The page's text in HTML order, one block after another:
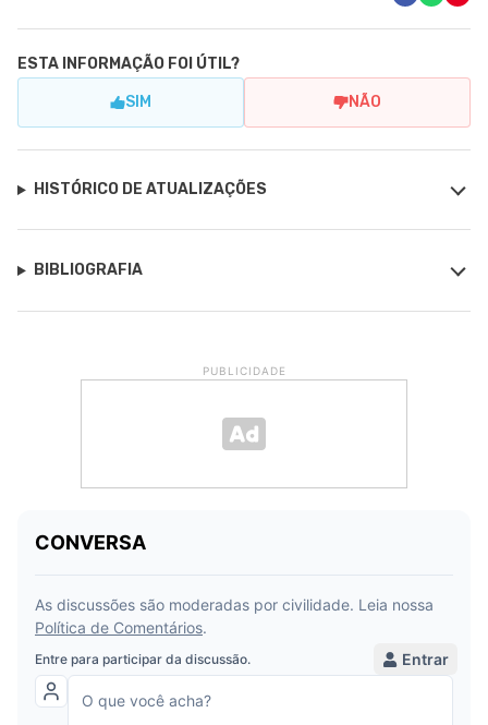
ESTA INFORMAÇÃO FOI ÚTIL?
SIM NÃO
HISTÓRICO DE ATUALIZAÇÕES
BIBLIOGRAFIA
PUBLICIDADE